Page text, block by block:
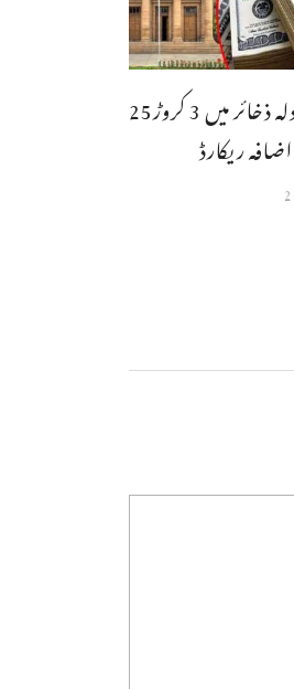
ملکی زر مبادلہ ذخائر میں 3 کروڑ25
ریکارڈ